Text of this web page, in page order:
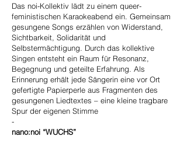
Das noi-Kollektiv lädt zu einem queer-
feministischen Karaokeabend ein. Gemeinsam
gesungene Songs erzählen von Widerstand,
Sichtbarkeit, Solidarität und
Selbstermächtigung. Durch das kollektive
Singen entsteht ein Raum für Resonanz,
Begegnung und geteilte Erfahrung. Als
Erinnerung erhält jede Sängerin eine vor Ort
gefertigte Papierperle aus Fragmenten des
gesungenen Liedtextes – eine kleine tragbare
Spur der eigenen Stimme
-
nano:noi “WUCHS”